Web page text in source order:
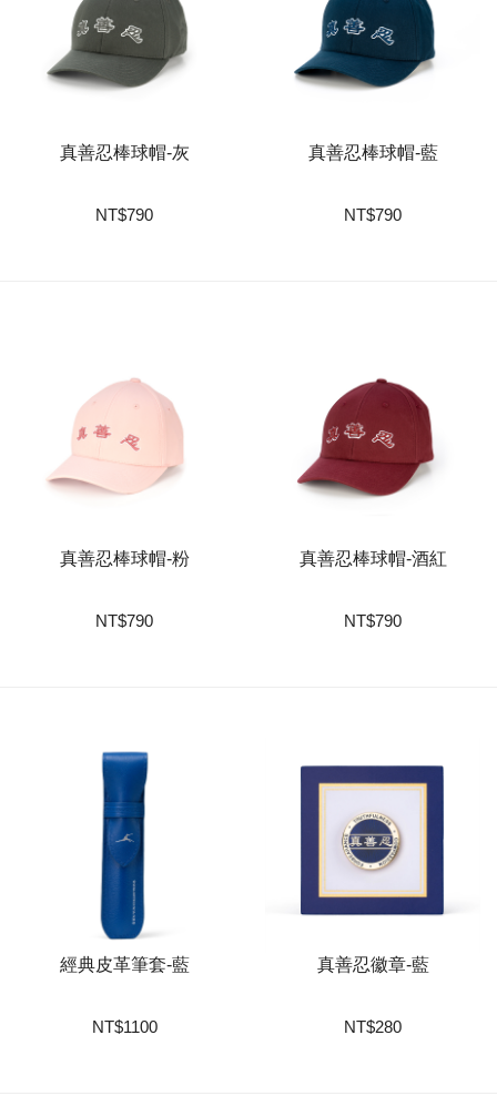
真善忍棒球帽-灰
NT$790
真善忍棒球帽-藍
NT$790
真善忍棒球帽-粉
NT$790
真善忍棒球帽-酒紅
NT$790
經典皮革筆套-藍
NT$1100
真善忍徽章-藍
NT$280